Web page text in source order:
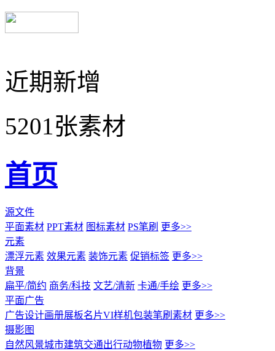
近期新增
5201张素材
首页
源文件
平面素材 PPT素材 图标素材 PS笔刷 更多>>
元素
漂浮元素 效果元素 装饰元素 促销标签 更多>>
背景
扁平/简约 商务/科技 文艺/清新 卡通/手绘 更多>>
平面广告
广告设计画册展板名片VI样机包装笔刷素材 更多>>
摄影图
自然风景城市建筑交通出行动物植物 更多>>